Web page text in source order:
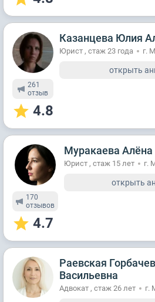
261
отзыв
4.8
Казанцева Юлия
Юрист , стаж 23 годa г.
открыть
170
отзывов
4.7
Муракаева Алёна
Юрист , стаж 15 лет г.
открыть
Раевская
Васильевна
Адвокат , стаж 26 лет г.